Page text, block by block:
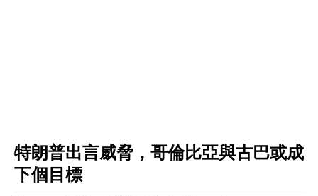
特朗普出言威脅，哥倫比亞與古巴或成
下個目標